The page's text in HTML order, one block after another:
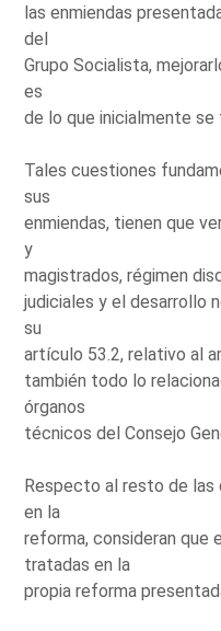
las enmiendas
del
Grupo Socialista,
es
de lo que inicialmente se
Tales cuestiones
sus
enmiendas, tienen que
y
magistrados, régimen
judiciales y el desarrollo
su
artículo 53.2, relativo al
también todo lo
órganos
técnicos del Consejo
Respecto al resto de las
en la
reforma, consideran que
tratadas en la
propia reforma